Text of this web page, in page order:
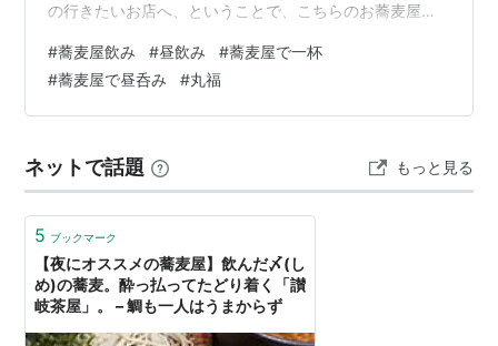
の行きたいお店へ、ということで、こちらのお蕎麦屋さ
以上に素敵なお店で、楽しい昼飲み、蕎麦屋飲みをして
これたのでした。 気になっていた不動前の丸福さんで蕎
麦屋飲みしてきました！ 丸福さん 場所 店頭 店内 メニュ
ニュー 日本酒メニュー 食べたもの＆飲んだもの 瓶ビー
ルとほたるいかの酢味噌 日…
#蕎麦屋飲み #昼飲み #蕎麦屋で一杯
#蕎麦屋で昼呑み #丸福
ネットで話題 もっと見る
5 ブックマーク
【夜にオススメの蕎麦屋】飲んだ〆(し
め)の蕎麦。酔っ払ってたどり着く「讃
岐茶屋」。 – 鯛も一人はうまからず